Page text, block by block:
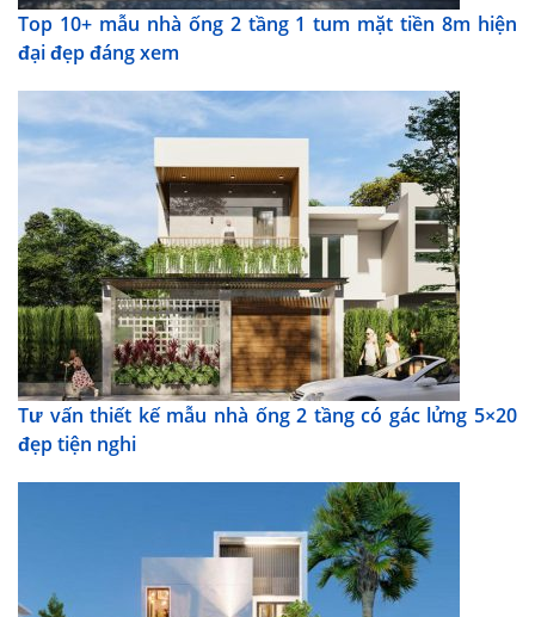
Top 10+ mẫu nhà ống 2 tầng 1 tum mặt tiền 8m hiện
đại đẹp đáng xem
Tư vấn thiết kế mẫu nhà ống 2 tầng có gác lửng 5×20
đẹp tiện nghi